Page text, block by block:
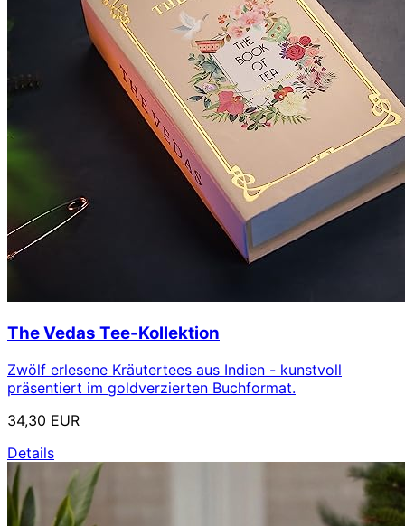
The Vedas Tee-Kollektion
Zwölf erlesene Kräutertees aus Indien - kunstvoll
präsentiert im goldverzierten Buchformat.
34,30 EUR
Details